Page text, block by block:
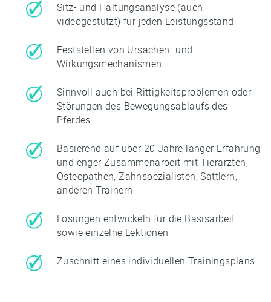
Sitz- und Haltungsanalyse (auch
videogestützt) für jeden Leistungsstand
Feststellen von Ursachen- und
Wirkungsmechanismen
Sinnvoll auch bei Rittigkeitsproblemen oder
Störungen des Bewegungsablaufs des
Pferdes
Basierend auf über 20 Jahre langer Erfahrung
und enger Zusammenarbeit mit Tierärzten,
Osteopathen, Zahnspezialisten, Sattlern,
anderen Trainern
Lösungen entwickeln für die Basisarbeit
sowie einzelne Lektionen
Zuschnitt eines individuellen Trainingsplans